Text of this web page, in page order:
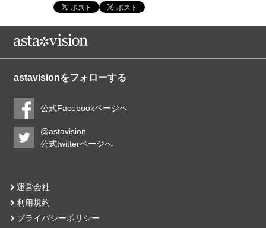
astavisionをフォローする
公式Facebookページへ
@astavision
公式twitterページへ
運営会社
利用規約
プライバシーポリシー